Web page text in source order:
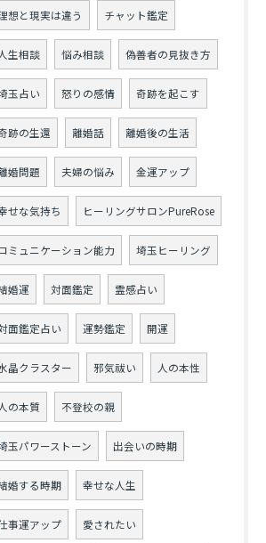
想と現実は違う チャット鑑定
人生相談 悩み相談 偽善者の見抜き方
玉占い 怒りの感情 奇跡を起こす
跡の生還 離婚話 離婚後の生活
婚問題 夫婦の悩み 金運アップ
せな気持ち ヒーリングサロンPureRose
コミュニケーション能力 埼玉ヒーリング
婚運 対面鑑定 霊感占い
面鑑定占い 運勢鑑定 開運
晶クラスター 邪気祓い 人の本性
人の本質 不登校の親
玉パワーストーン 出会いの時期
婚する時期 幸せな人生
事運アップ 愛されたい